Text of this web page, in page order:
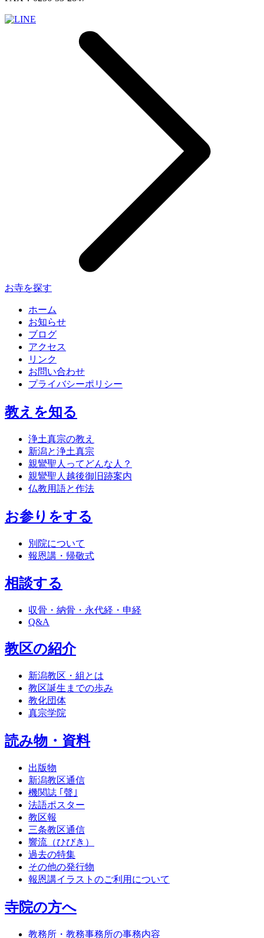
お寺を探す
ホーム
お知らせ
ブログ
アクセス
リンク
お問い合わせ
プライバシーポリシー
教えを知る
浄土真宗の教え
新潟と浄土真宗
親鸞聖人ってどんな人？
親鸞聖人越後御旧跡案内
仏教用語と作法
お参りをする
別院について
報恩講・帰敬式
相談する
収骨・納骨・永代経・申経
Q&A
教区の紹介
新潟教区・組とは
教区誕生までの歩み
教化団体
真宗学院
読み物・資料
出版物
新潟教区通信
機関誌 ｢聲｣
法語ポスター
教区報
三条教区通信
響流（ひびき）
過去の特集
その他の発行物
報恩講イラストのご利用について
寺院の方へ
教務所・教務事務所の事務内容